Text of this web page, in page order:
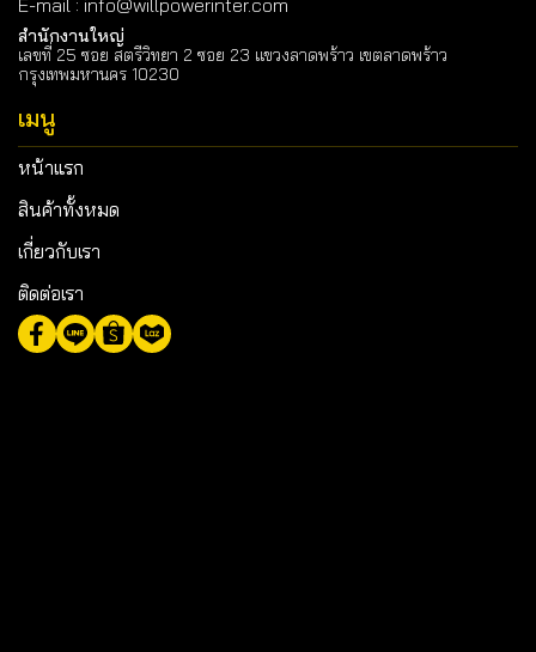
E-mail : info@willpowerinter.com
สำนักงานใหญ่
เลขที่ 25 ซอย สตรีวิทยา 2 ซอย 23 แขวงลาดพร้าว เขตลาดพร้าว
กรุงเทพมหานคร 10230
เมนู
หน้าแรก
สินค้าทั้งหมด
เกี่ยวกับเรา
ติดต่อเรา